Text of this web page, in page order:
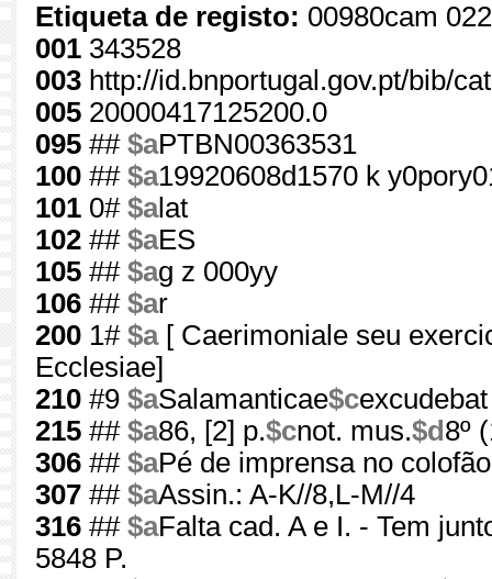
Etiqueta de registo: 00980cam
001 343528
003 http://id.bnportugal.gov.pt/bib/
005 20000417125200.0
095 ## $aPTBN00363531
100 ## $a19920608d1570 k
101 0# $alat
102 ## $aES
105 ## $ag z 000yy
106 ## $ar
200 1# $a[ Caerimoniale seu
Ecclesiae]
210 #9 $aSalamanticae$c
215 ## $a86, [2] p.$cnot. mus.$d 8º
306 ## $aPé de imprensa no colofão
307 ## $aAssin.: A-K//8,L-M//4
316 ## $aFalta cad. A e I. - Tem
5848 P.